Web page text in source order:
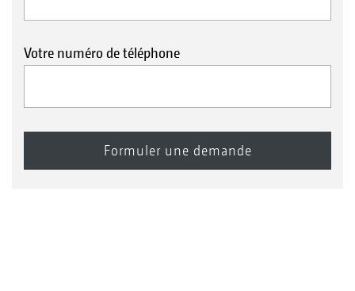
Votre numéro de téléphone